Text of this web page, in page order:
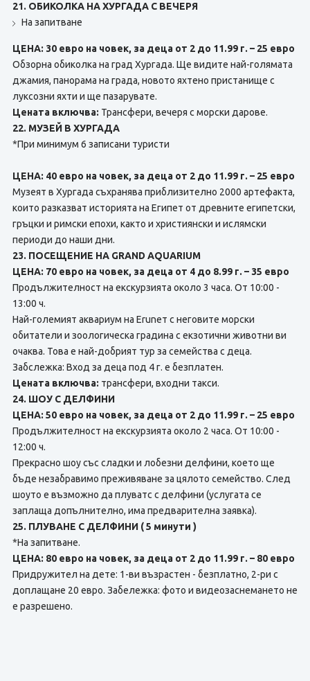
21. ОБИКОЛКА НА ХУРГАДА С ВЕЧЕРЯ
На запитване
ЦЕНА: 30 евро на човек, за деца от 2 до 11.99 г. – 25 евро
Обзорна обиколка на град Хургада. Ще видите най-голямата
джамия, панорама на града, новото яхтено пристанище с
луксозни яхти и ще пазарувате.
Цената включва: Трансфери, вечеря с морски дарове.
22. МУЗЕЙ В ХУРГАДА
*При минимум 6 записани туристи
ЦЕНА: 40 евро на човек, за деца от 2 до 11.99 г. – 25 евро
Музеят в Хургада съхранява приблизително 2000 артефакта,
които разказват историята на Египет от древните египетски,
гръцки и римски епохи, както и християнски и ислямски
периоди до наши дни.
23. ПОСЕЩЕНИЕ НА GRAND AQUARIUM
ЦЕНА: 70 евро на човек, за деца от 4 до 8.99 г. – 35 евро
Продължителност на екскурзията около 3 часа. От 10:00 -
13:00 ч.
Най-големият аквариум на Eruneт с неговите морски
обитатели и зоологическа градина с екзотични животни ви
очаква. Това е най-добрият тур за семейства с деца.
Забслежка: Вход за деца под 4 г. е безплатен.
Цената включва: трансфери, входни такси.
24. ШОУ С ДЕЛФИНИ
ЦЕНА: 50 евро на човек, за деца от 2 до 11.99 г. – 25 евро
Продължителност на екскурзията около 2 часа. От 10:00 -
12:00 ч.
Прекрасно шоу със сладки и лобезни делфини, което ще
бъде незабравимо преживяване за цялото семейство. След
шоуто е възможно да плуватс с делфини (услугата се
заплаща допълнително, има предварителна заявка).
25. ПЛУВАНЕ С ДЕЛФИНИ ( 5 минути )
*На запитване.
ЦЕНА: 80 евро на човек, за деца от 2 до 11.99 г. – 80 евро
Придружител на дете: 1-ви възрастен - безплатно, 2-ри с
доплащане 20 евро. Забележка: фото и видеозаснемането не
е разрешено.